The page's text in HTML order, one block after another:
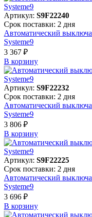
Артикул: S9F22240
Срок поставки: 2 дня
Автоматический
Systeme9
3 367 ₽
В корзинy
Артикул: S9F22232
Срок поставки: 2 дня
Автоматический
Systeme9
3 806 ₽
В корзинy
Артикул: S9F22225
Срок поставки: 2 дня
Автоматический
Systeme9
3 696 ₽
В корзинy